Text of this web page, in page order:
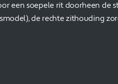
een soepele rit doorheen de
de rechte zithouding